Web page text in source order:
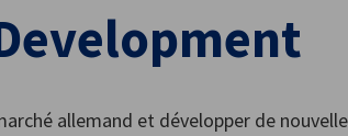
allemand et développer de